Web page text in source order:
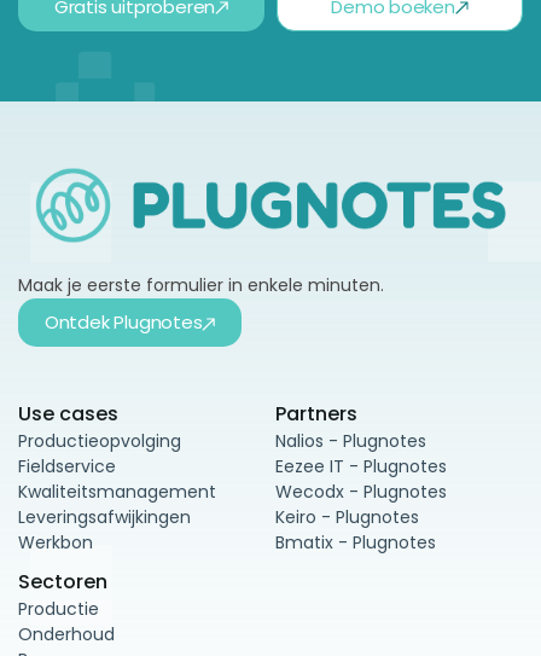
Gratis uitproberen Demo boeken
Maak je eerste formulier in enkele minuten.
Ontdek Plugnotes
Use cases
Productieopvolging
Fieldservice
Kwaliteitsmanagement
Leveringsafwijkingen
Werkbon
Sectoren
Productie
Onderhoud
Partners
Nalios - Plugnotes
Eezee IT - Plugnotes
Wecodx - Plugnotes
Keiro - Plugnotes
Bmatix - Plugnotes